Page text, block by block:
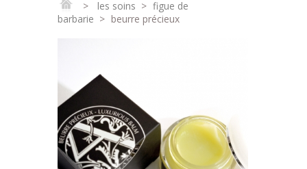
> les soins > figue de
barbarie > beurre précieux